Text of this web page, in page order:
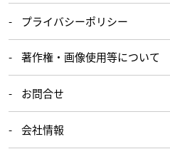
プライバシーポリシー
著作権・画像使用等について
お問合せ
会社情報